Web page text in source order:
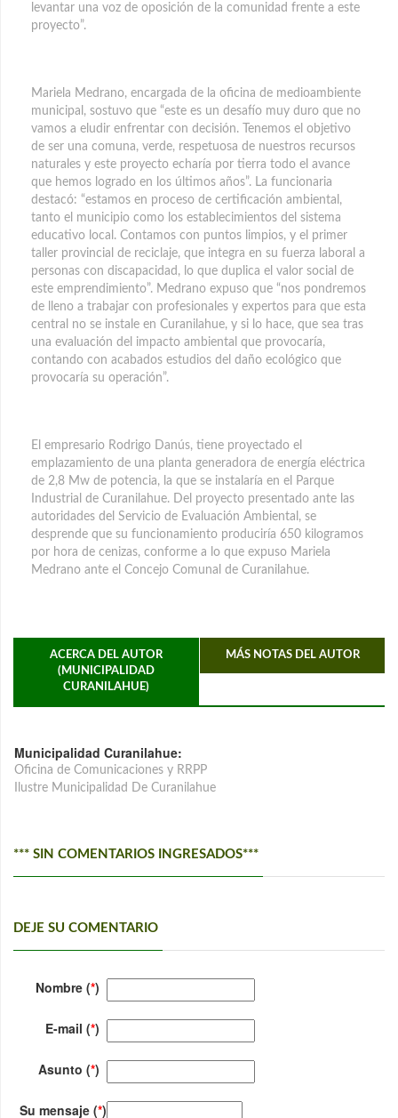
levantar una voz de oposición de la comunidad frente a este
proyecto”.
Mariela Medrano, encargada de la oficina de medioambiente
municipal, sostuvo que “este es un desafío muy duro que no
vamos a eludir enfrentar con decisión. Tenemos el objetivo
de ser una comuna, verde, respetuosa de nuestros recursos
naturales y este proyecto echaría por tierra todo el avance
que hemos logrado en los últimos años”. La funcionaria
destacó: “estamos en proceso de certificación ambiental,
tanto el municipio como los establecimientos del sistema
educativo local. Contamos con puntos limpios, y el primer
taller provincial de reciclaje, que integra en su fuerza laboral a
personas con discapacidad, lo que duplica el valor social de
este emprendimiento”. Medrano expuso que “nos pondremos
de lleno a trabajar con profesionales y expertos para que esta
central no se instale en Curanilahue, y si lo hace, que sea tras
una evaluación del impacto ambiental que provocaría,
contando con acabados estudios del daño ecológico que
provocaría su operación”.
El empresario Rodrigo Danús, tiene proyectado el
emplazamiento de una planta generadora de energía eléctrica
de 2,8 Mw de potencia, la que se instalaría en el Parque
Industrial de Curanilahue. Del proyecto presentado ante las
autoridades del Servicio de Evaluación Ambiental, se
desprende que su funcionamiento produciría 650 kilogramos
por hora de cenizas, conforme a lo que expuso Mariela
Medrano ante el Concejo Comunal de Curanilahue.
ACERCA DEL AUTOR
(MUNICIPALIDAD
CURANILAHUE)
MÁS NOTAS DEL AUTOR
Municipalidad Curanilahue:
Oficina de Comunicaciones y RRPP
Ilustre Municipalidad De Curanilahue
*** SIN COMENTARIOS INGRESADOS***
DEJE SU COMENTARIO
Nombre (*)
E-mail (*)
Asunto (*)
Su mensaje (*)